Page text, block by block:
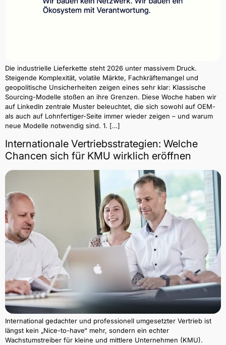
Die industrielle Lieferkette steht 2026 unter massivem Druck.
Steigende Komplexität, volatile Märkte, Fachkräftemangel und
geopolitische Unsicherheiten zeigen eines sehr klar: Klassische
Sourcing-Modelle stoßen an ihre Grenzen. Diese Woche haben wir
auf LinkedIn zentrale Muster beleuchtet, die sich sowohl auf OEM-
als auch auf Lohnfertiger-Seite immer wieder zeigen – und warum
neue Modelle notwendig sind. 1. […]
Internationale Vertriebsstrategien: Welche
Chancen sich für KMU wirklich eröffnen
International gedachter und professionell umgesetzter Vertrieb ist
längst kein „Nice-to-have“ mehr, sondern ein echter
Wachstumstreiber für kleine und mittlere Unternehmen (KMU).